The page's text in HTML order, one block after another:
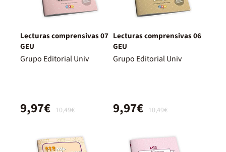
Lecturas comprensivas 07
GEU
Grupo Editorial Univ
10,49€
9,97€
Lecturas comprensivas 06
GEU
Grupo Editorial Univ
10,49€
9,97€